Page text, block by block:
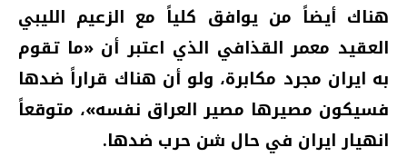
هناك أيضاً من يوافق كلياً مع الزعيم الليبي
العقيد معمر القذافي الذي اعتبر أن «ما تقوم
به ايران مجرد مكابرة، ولو أن هناك قراراً ضدها
فسيكون مصيرها مصير العراق نفسه»، متوقعاً
انهيار ايران في حال شن حرب ضدها.